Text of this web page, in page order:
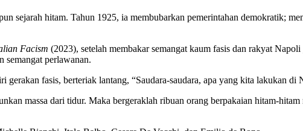
sejarah hitam. Tahun 1925, ia membubarkan pemerintahan demokratik;
Facism (2023), setelah membakar semangat kaum fasis dan rakyat
perlawanan.
fasis, berteriak lantang, “Saudara-saudara, apa yang kita lakukan
massa dari tidur. Maka bergeraklah ribuan orang berpakaian hitam-